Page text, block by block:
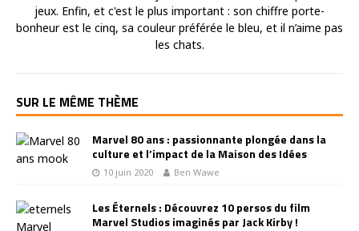
jeux. Enfin, et c'est le plus important : son chiffre porte-
bonheur est le cinq, sa couleur préférée le bleu, et il n’aime pas
les chats.
SUR LE MÊME THÈME
Marvel 80 ans : passionnante plongée dans la
culture et l’impact de la Maison des Idées
10 juin 2020 Ben Wawe
Les Éternels : Découvrez 10 persos du film
Marvel Studios imaginés par Jack Kirby !